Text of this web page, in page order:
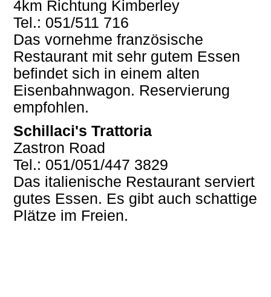
4km Richtung Kimberley
Tel.: 051/511 716
Das vornehme französische
Restaurant mit sehr gutem Essen
befindet sich in einem alten
Eisenbahnwagon. Reservierung
empfohlen.
Schillaci's Trattoria
Zastron Road
Tel.: 051/051/447 3829
Das italienische Restaurant serviert
gutes Essen. Es gibt auch schattige
Plätze im Freien.